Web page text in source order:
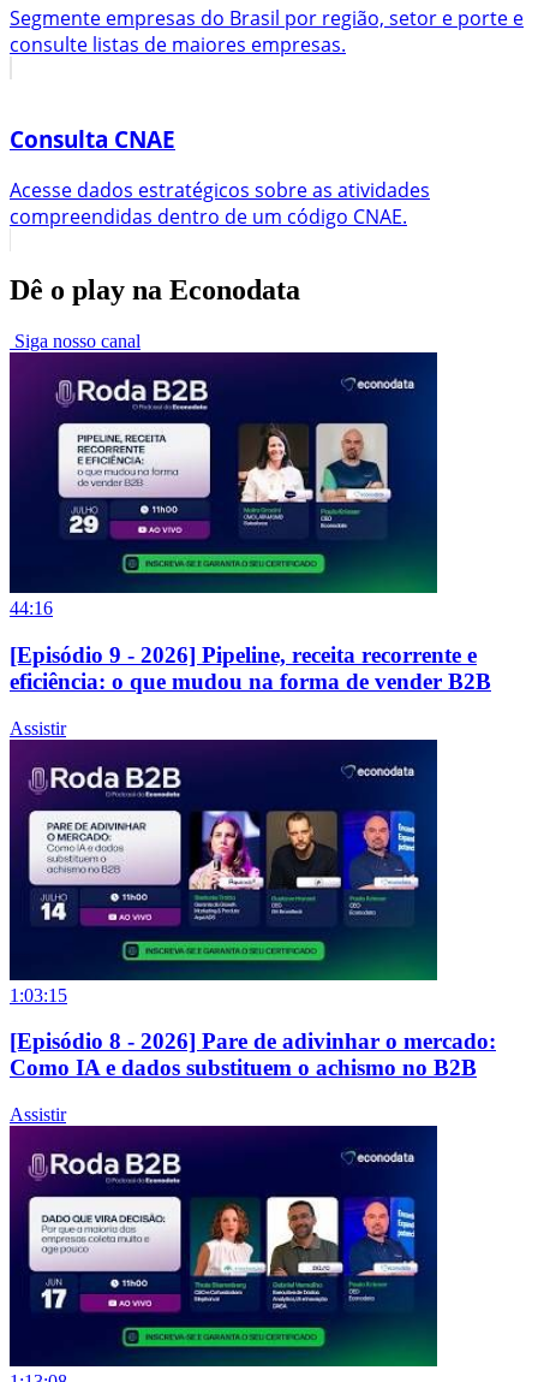
Segmente empresas do Brasil por região, setor e porte e
consulte listas de maiores empresas.
Consulta CNAE
Acesse dados estratégicos sobre as atividades
compreendidas dentro de um código CNAE.
Dê o play na Econodata
Siga nosso canal
44:16
[Episódio 9 - 2026] Pipeline, receita recorrente e
eficiência: o que mudou na forma de vender B2B
Assistir
1:03:15
[Episódio 8 - 2026] Pare de adivinhar o mercado:
Como IA e dados substituem o achismo no B2B
Assistir